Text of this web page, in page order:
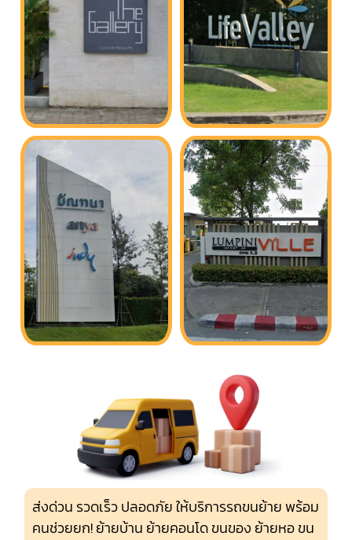
ส่งด่วน รวดเร็ว ปลอดภัย ให้บริการรถขนย้าย พร้อม
คนช่วยยก! ย้ายบ้าน ย้ายคอนโด ขนของ ย้ายหอ ขน